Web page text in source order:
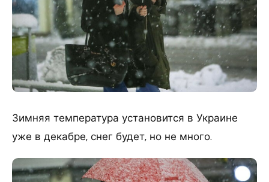
Зимняя температура установится в Украине
уже в декабре, снег будет, но не много.